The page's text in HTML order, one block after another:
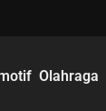
Olahraga